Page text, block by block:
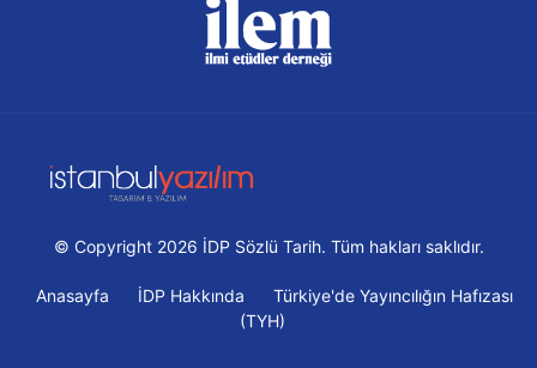
© Copyright 2026 İDP Sözlü Tarih. Tüm hakları saklıdır.
Anasayfa İDP Hakkında
Türkiye'de Yayıncılığın Hafızası
(TYH)